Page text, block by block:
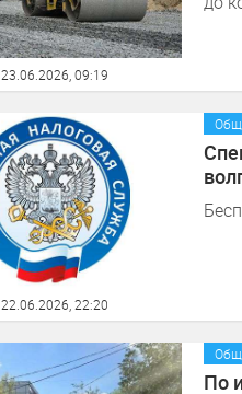
23.06.2026, 09:19
22.06.2026, 22:20
По